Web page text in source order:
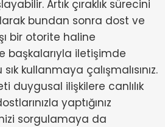
Artık çıraklık sürecini
bundan sonra dost ve
bir otorite haline
başkalarıyla iletişimde
kullanmaya çalışmalısınız.
duygusal ilişkilere canlılık
yaptığınız
sorgulamaya da